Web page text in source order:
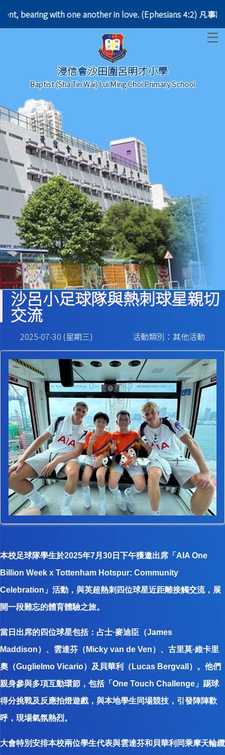
bearing with one another in love. (Ephesians 4:2) 凡事謙
浸信會沙田圍呂明才小學
Baptist (Sha Tin Wai) Lui Ming Choi Primary School
沙呂小足球隊與熱刺球星親切
交流
2025-07-30 (星期三) 活動類別：其他活動
本校足球隊學生於2025年7月30日下午獲邀出席「AIA One
Billion Week x Tottenham Hotspur: Community
Celebration」活動，與英超熱刺四位球星近距離接觸交流，展
開一段難忘的體育體驗之旅。
當日出席的四位球星包括：占士·麥迪臣（James
Maddison）、雲達芬（Micky van de Ven）、古里莫·維卡里
奧（Guglielmo Vicario）及貝華利（Lucas Bergvall）。他們
親身參與多項互動環節，包括「One Touch Challenge」踢球
得分挑戰及反應拍燈遊戲，與本地學生同場競技，引發陣陣歡
呼，現場氣氛熱烈。
大會特別安排本校兩位學生代表與雲達芬和貝華利同乘摩天輪纜